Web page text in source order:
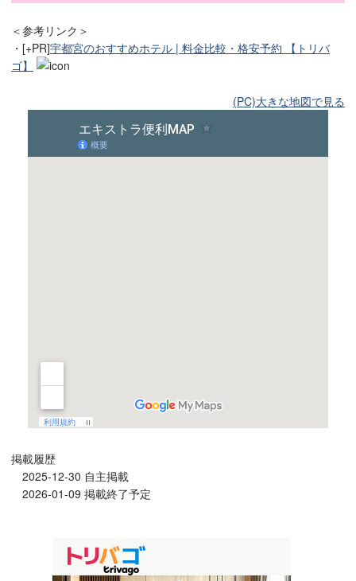
＜参考リンク＞
・[+PR]宇都宮のおすすめホテル | 料金比較・格安予約 【トリバ
ゴ】
(PC)大きな地図で見る
掲載履歴
2025-12-30 自主掲載
2026-01-09 掲載終了予定